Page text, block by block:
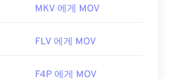
MKV 에게 MOV
FLV 에게 MOV
F4P 에게 MOV